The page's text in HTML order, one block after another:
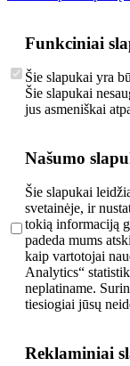
Funkciniai
Šie slapukai yra
Šie slapukai
jus asmeniškai
Našumo
Šie slapukai
svetainėje, ir
tokią informaciją
padeda mums
kaip vartotojai
Analytics“
neplatiname.
tiesiogiai jūsų
Reklaminiai